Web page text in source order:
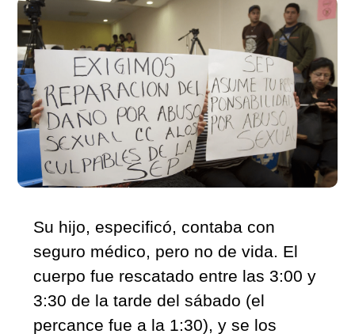
Su hijo, especificó, contaba con
seguro médico, pero no de vida. El
cuerpo fue rescatado entre las 3:00 y
3:30 de la tarde del sábado (el
percance fue a la 1:30), y se los